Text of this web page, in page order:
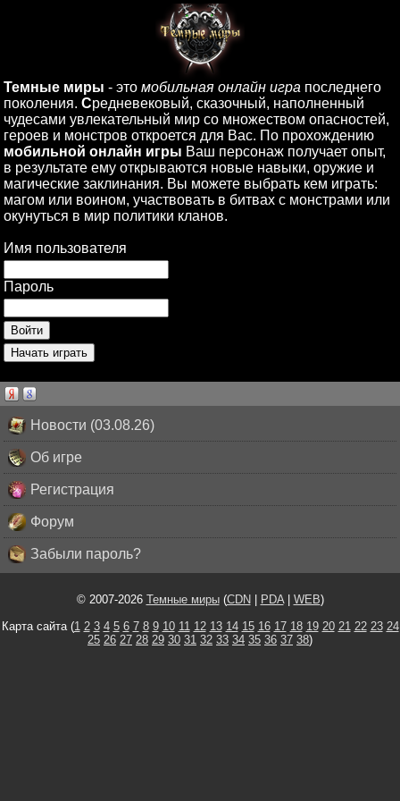
Темные миры - это мобильная онлайн игра последнего
поколения. Средневековый, сказочный, наполненный
чудесами увлекательный мир со множеством опасностей,
героев и монстров откроется для Вас. По прохождению
мобильной онлайн игры Ваш персонаж получает опыт,
в результате ему открываются новые навыки, оружие и
магические заклинания. Вы можете выбрать кем играть:
магом или воином, участвовать в битвах с монстрами или
окунуться в мир политики кланов.
Имя пользователя
Пароль
Новости (03.08.26)
Об игре
Регистрация
Форум
Забыли пароль?
© 2007-2026 Темные миры(CDN| PDA| WEB)
Карта сайта (1 2 3 4 5 6 7 8 9 10 11 12 13 14 15 16 17 18 19 20 21 22 23 24
25 26 27 28 29 30 31 32 33 34 35 36 37 38)